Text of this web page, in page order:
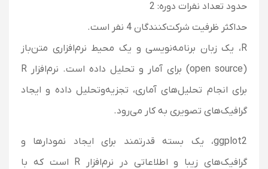
حدود تعداد نفرات دوره: 2
حداکثر ظرفیت شرکت‌کنندگان 4 نفر است.
R، یک زبان برنامه‌نویسی و یک محیط نرم‌افزاری متن‌باز
(open source) برای آمار و تحلیل داده است. نرم‌افزار R
برای انجام تحلیل‌های آماری، تجزیه‌وتحلیل داده و ایجاد
گرافیک‌های تصویری به کار می‌رود.
ggplot2، یک بسته قدرتمند برای ایجاد نمودارها و
گرافیک‌های زیبا و اطلاعاتی در نرم‌افزار R است که با